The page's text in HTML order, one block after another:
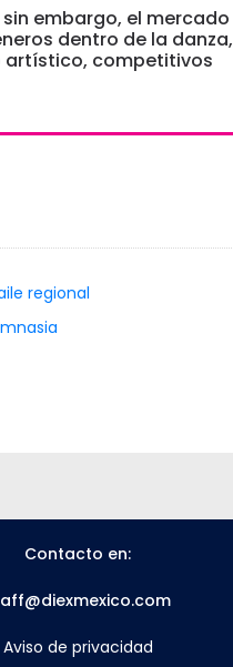
embargo, el mercado
dentro de la danza,
artístico, competitivos
regional
Contacto en:
Aviso de privacidad